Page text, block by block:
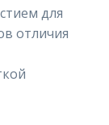
для
отличия